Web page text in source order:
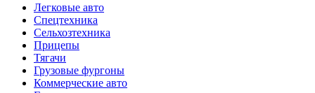
Легковые авто
Спецтехника
Сельхозтехника
Прицепы
Тягачи
Грузовые фургоны
Коммерческие авто